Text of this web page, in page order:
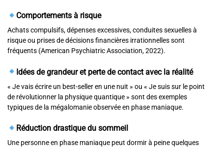
Comportements à risque
Achats compulsifs, dépenses excessives, conduites sexuelles à
risque ou prises de décisions financières irrationnelles sont
fréquents (American Psychiatric Association, 2022).
Idées de grandeur et perte de contact avec la réalité
« Je vais écrire un best-seller en une nuit » ou « Je suis sur le point
de révolutionner la physique quantique » sont des exemples
typiques de la mégalomanie observée en phase maniaque.
Réduction drastique du sommeil
Une personne en phase maniaque peut dormir à peine quelques